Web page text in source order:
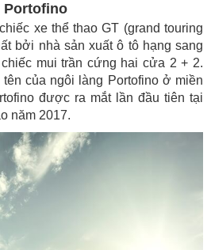
Portofino
xe thể thao GT (grand touring
bởi nhà sản xuất ô tô hạng sang
mui trần cứng hai cửa 2 + 2.
của ngôi làng Portofino ở miền
được ra mắt lần đầu tiên tại
năm 2017.